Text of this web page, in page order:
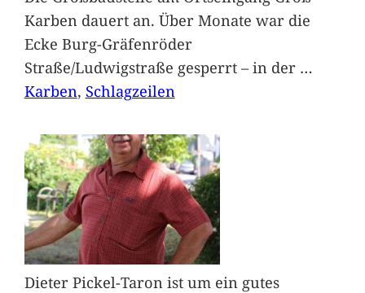
Karben dauert an. Über Monate war die
Ecke Burg-Gräfenröder
Straße/Ludwigstraße gesperrt – in der …
Karben, Schlagzeilen
Dieter Pickel-Taron ist um ein gutes